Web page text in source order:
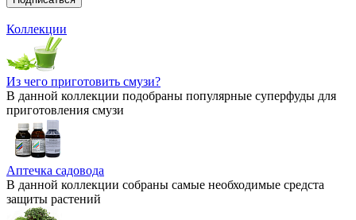
Коллекции
Из чего приготовить смузи?
В данной коллекции подобраны популярные суперфуды для
приготовления смузи
Аптечка садовода
В данной коллекции собраны самые необходимые средста
защиты растений